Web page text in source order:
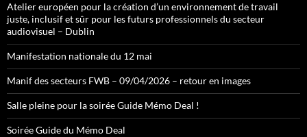
Atelier européen pour la création d’un environnement de travail
juste, inclusif et sûr pour les futurs professionnels du secteur
audiovisuel – Dublin
Manifestation nationale du 12 mai
Manif des secteurs FWB – 09/04/2026 – retour en images
Salle pleine pour la soirée Guide Mémo Deal !
Soirée Guide du Mémo Deal